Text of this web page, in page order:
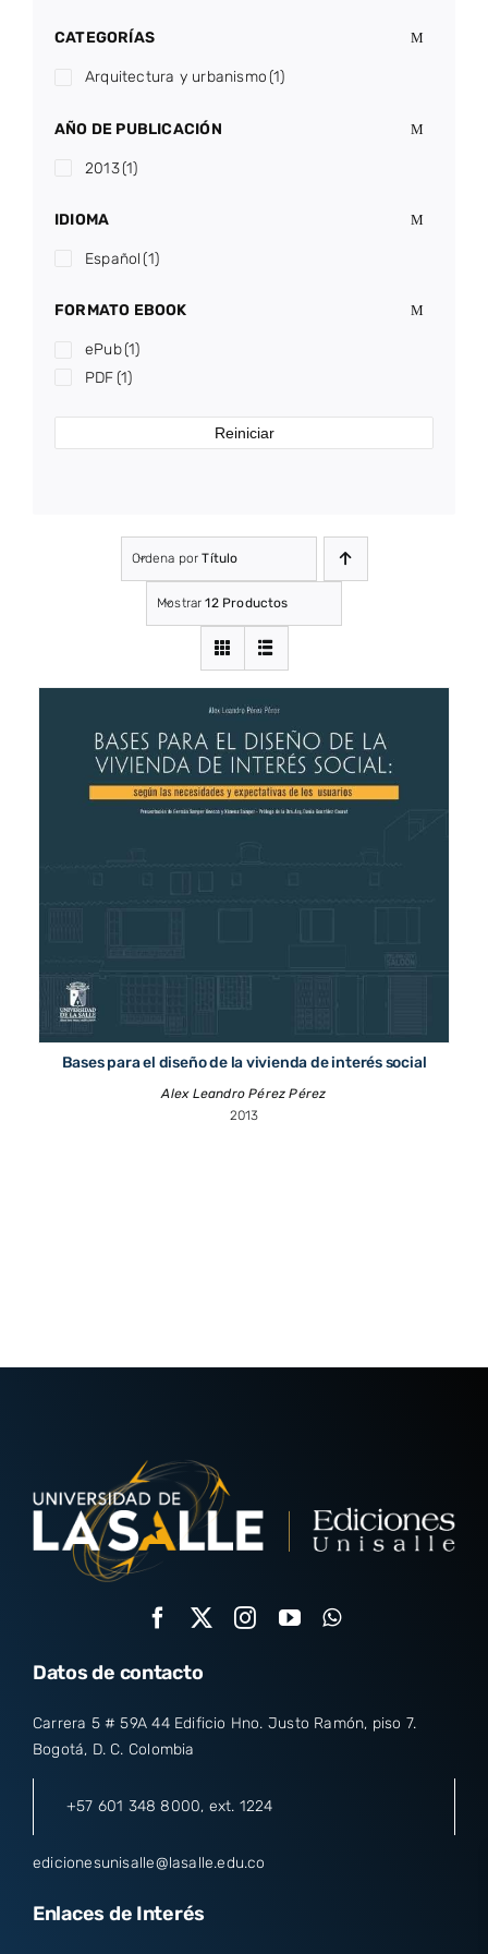
CATEGORÍAS
Arquitectura y urbanismo(1)
AÑO DE PUBLICACIÓN
2013(1)
IDIOMA
Español (1)
FORMATO EBOOK
ePub(1)
PDF(1)
Reiniciar
Ordena porTítulo
Mostrar12 Productos
Bases para el diseño de la vivienda de interés social
Alex Leandro Pérez Pérez
2013
Datos de contacto
Carrera 5 # 59A 44 Edificio Hno. Justo Ramón, piso 7.
Bogotá, D. C. Colombia
+57 601 348 8000, ext. 1224
edicionesunisalle@lasalle.edu.co
Enlaces de Interés